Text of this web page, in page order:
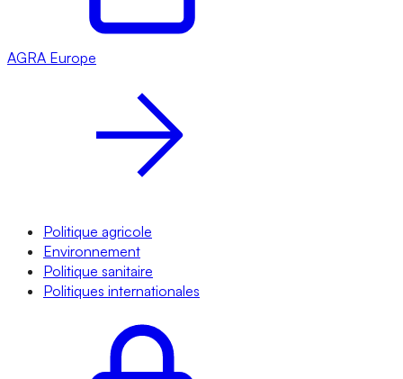
AGRA Europe
Politique agricole
Environnement
Politique sanitaire
Politiques internationales